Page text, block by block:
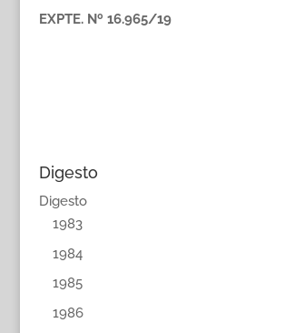
EXPTE. Nº 16.965/19
Digesto
Digesto
1983
1984
1985
1986